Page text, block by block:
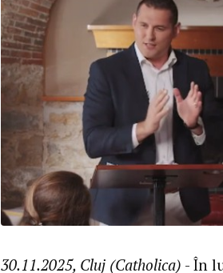
30.11.2025, Cluj (Catholica) - În